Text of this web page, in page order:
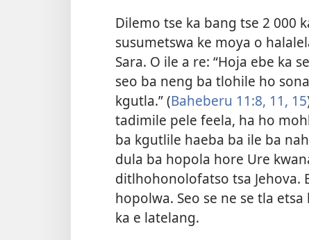
Dilemo tse ka bang tse 2 000
susumetswa ke moya o
Sara. O ile a re: “Hoja ebe ka
seo ba neng ba tlohile ho
kgutla.” (Baheberu 11:8, 11, 15
tadimile pele feela, ha ho
ba kgutlile haeba ba ile ba
dula ba hopola hore Ure
ditlhohonolofatso tsa Jehova.
hopolwa. Seo se ne se tla
ka e latelang.